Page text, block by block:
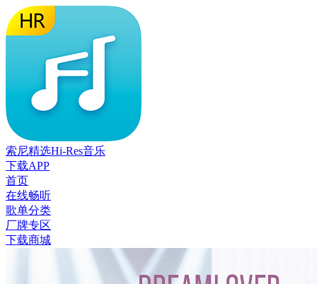
索尼精选Hi-Res音乐
下载APP
首页
在线畅听
歌单分类
厂牌专区
下载商城